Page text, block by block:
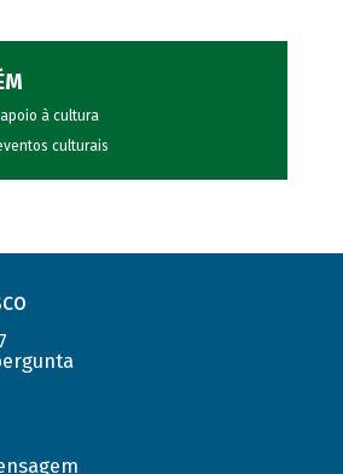
apoio à cultura
culturais